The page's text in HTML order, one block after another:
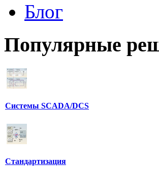
Блог
Популярные
Системы SCADA/DCS
Стандартизация